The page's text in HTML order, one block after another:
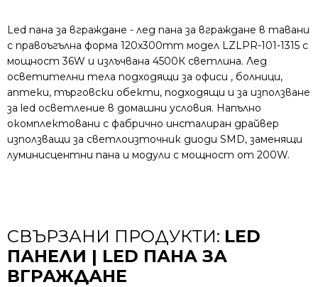
Led пана за вграждане - лед пана за вграждане в тавани
с правоъгълна форма 120x300mm модел LZLPR-101-1315 с
мощност 36W и излъчвана 4500К светлина. Лед
осветителни тела подходящи за офиси , болници,
аптеки, търговски обекти, подходящи и за използване
за led осветление в домашни условия. Напълно
окомплектовани с фабрично инсталиран драйвер
използващи за светлоизточник диоди SMD, заменящи
луминисцентни пана и модули с мощност от 200W.
СВЪРЗАНИ ПРОДУКТИ: LED
ПАНЕЛИ | LED ПАНА ЗА
ВГРАЖДАНЕ